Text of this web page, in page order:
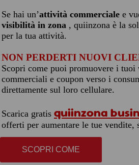
Se hai un’attività commerciale e
visibilità in zona , quiinzona è la
per la tua attività.
NON PERDERTI NUOVI
Scopri come puoi promuovere i
commerciali e coupon verso i
direttamente sul loro cellulare.
Scarica gratis quiinzona
offerti per aumentare le tue vendite,
SCOPRI COME